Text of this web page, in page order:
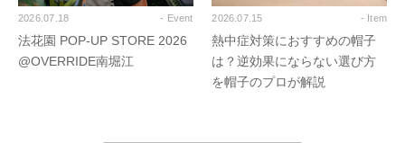
2026.07.18 - Event
法花園 POP-UP STORE 2026
@OVERRIDE南堀江
2026.07.15 - Item
熱中症対策におすすめの帽子
は？逆効果にならない選び方
を帽子のプロが解説